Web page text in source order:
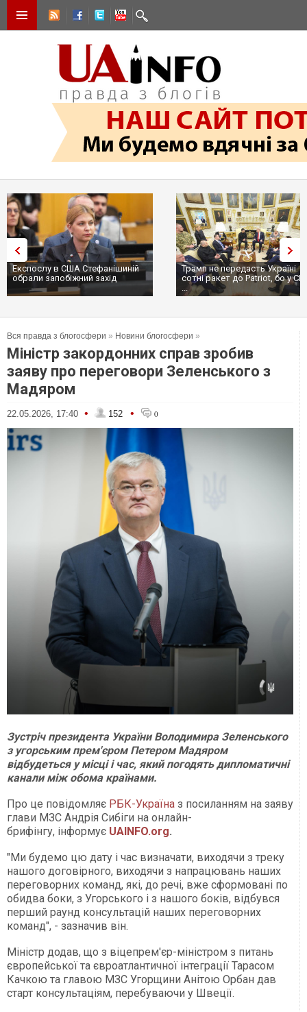
Експослу в США Стефанішиній
обрали запобіжний захід
Трамп не передасть Україні
сотні ракет до Patriot, бо у
...
Вся правда з блогосфери » Новини блогосфери »
Міністр закордонних справ зробив
заяву про переговори Зеленського з
Мадяром
22.05.2026, 17:40 • 152 • 0
Зустріч президента України Володимира Зеленського
з угорським прем'єром Петером Мадяром
відбудеться у місці і час, який погодять дипломатичні
канали між обома країнами.
Про це повідомляє РБК-Україна з посиланням на заяву
глави МЗС Андрія Сибіги на онлайн-
брифінгу, інформує UAINFO.org.
"Ми будемо цю дату і час визначати, виходячи з треку
нашого договірного, виходячи з напрацювань наших
переговорних команд, які, до речі, вже сформовані по
обидва боки, з Угорського і з нашого боків, відбувся
перший раунд консультацій наших переговорних
команд", - зазначив він.
Міністр додав, що з віцепрем'єр-міністром з питань
європейської та євроатлантичної інтеграції Тарасом
Качкою та главою МЗС Угорщини Анітою Орбан дав
старт консультаціям, перебуваючи у Швеції.